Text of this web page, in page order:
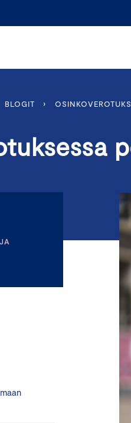
BLOGIT ›